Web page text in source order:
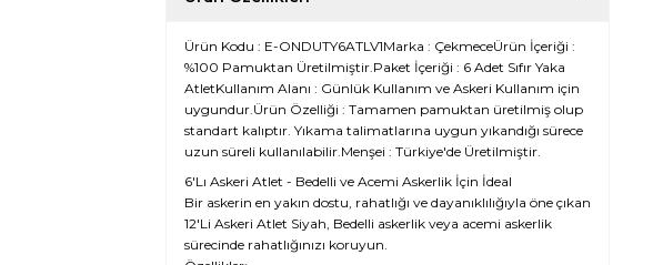
Ürün Kodu : E-ONDUTY6ATLV1Marka : ÇekmeceÜrün İçeriği :
%100 Pamuktan Üretilmiştir.Paket İçeriği : 6 Adet Sıfır Yaka
AtletKullanım Alanı : Günlük Kullanım ve Askeri Kullanım için
uygundur.Ürün Özelliği : Tamamen pamuktan üretilmiş olup
standart kalıptır. Yıkama talimatlarına uygun yıkandığı sürece
uzun süreli kullanılabilir.Menşei : Türkiye'de Üretilmiştir.
6'Lı Askeri Atlet - Bedelli ve Acemi Askerlik İçin İdeal
Bir askerin en yakın dostu, rahatlığı ve dayanıklılığıyla öne çıkan
12'Li Askeri Atlet Siyah, Bedelli askerlik veya acemi askerlik
sürecinde rahatlığınızı koruyun.